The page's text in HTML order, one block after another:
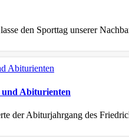
den Sporttag unserer
und Abiturienten
der Abiturjahrgang des